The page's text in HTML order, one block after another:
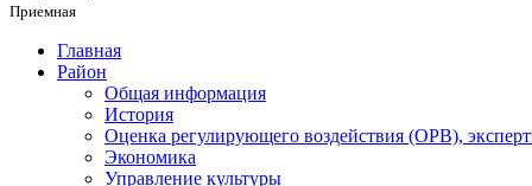
Приемная
Главная
Район
Общая информация
История
Оценка регулирующего воздействия (ОРВ),
Экономика
Управление культуры